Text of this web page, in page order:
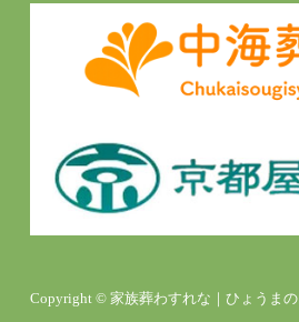
Copyright © 家族葬わすれな｜ひょうまの